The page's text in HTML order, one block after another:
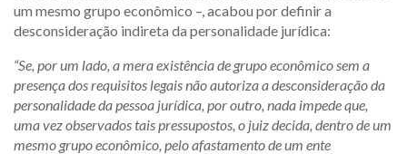
um mesmo grupo econômico –, acabou por definir a
desconsideração indireta da personalidade jurídica:
“Se, por um lado, a mera existência de grupo econômico sem a
presença dos requisitos legais não autoriza a desconsideração da
personalidade da pessoa jurídica, por outro, nada impede que,
uma vez observados tais pressupostos, o juiz decida, dentro de um
mesmo grupo econômico, pelo afastamento de um ente